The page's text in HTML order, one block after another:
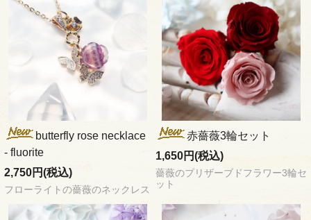
butterfly rose necklace
- fluorite
2,750円(税込)
フローライトの薔薇のネックレス
赤薔薇3輪セット
1,650円(税込)
薔薇のプリザーブドフラワー3輪セ
ット